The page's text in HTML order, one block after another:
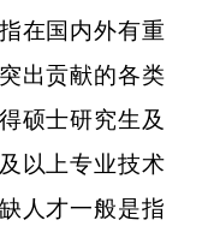
在国内外有重
出贡献的各类
硕士研究生及
以上专业技术
人才一般是指